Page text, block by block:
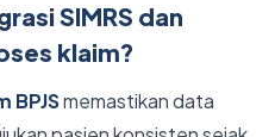
SIMRS dan
klaim?
BPJSmemastikan data